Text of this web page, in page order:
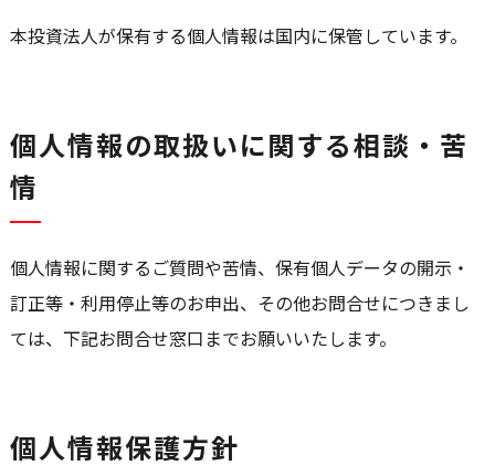
本投資法人が保有する個人情報は国内に保管しています。
個人情報の取扱いに関する相談・苦
情
個人情報に関するご質問や苦情、保有個人データの開示・
訂正等・利用停止等のお申出、その他お問合せにつきまし
ては、下記お問合せ窓口までお願いいたします。
個人情報保護方針